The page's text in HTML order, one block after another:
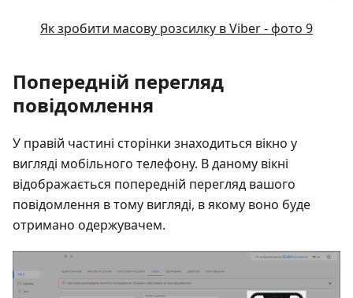
Як зробити масову розсилку в Viber - фото 9
Попередній перегляд
повідомлення
У правій частині сторінки знаходиться вікно у
вигляді мобільного телефону. В даному вікні
відображається попередній перегляд вашого
повідомлення в тому вигляді, в якому воно буде
отримано одержувачем.